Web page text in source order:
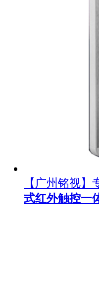
【广州铭视
式红外触控一